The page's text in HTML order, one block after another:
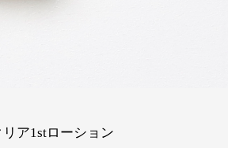
ア1stローション